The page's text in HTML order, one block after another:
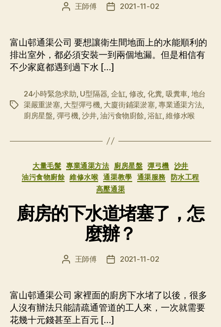
文
者
王師傅
发
期
2021-11-02
富山邨通渠公司 要想讓衛生間地面上的水能順利的
排出室外，都必須安裝一到兩個地漏。但是相信有
不少家庭都遇到過下水 […]
标
24小時緊急求助, U型隔器, 企缸, 修改, 化糞, 吸糞車, 地台
渠嚴重淤塞, 大型彈弓機, 大廈街鋪渠淤塞,專業通渠方法,
廚房星盤, 彈弓機,沙井,油污食物廚餘,浴缸,維修水喉
分
类
大量毛髮 專業通渠方法 廚房星盤 彈弓機
沙井
油污食物廚餘 維修水喉 通渠教學 通渠服務
防水工程
高壓通渠
廚房的下水道堵塞了，怎
麼辦？
文
者
王師傅
发
期
2021-11-02
富山邨通渠公司 家裡面的廚房下水堵了以後，很多
人沒有辦法只能請疏通管道的工人來，一次就需要
花幾十元錢甚至上百元 […]